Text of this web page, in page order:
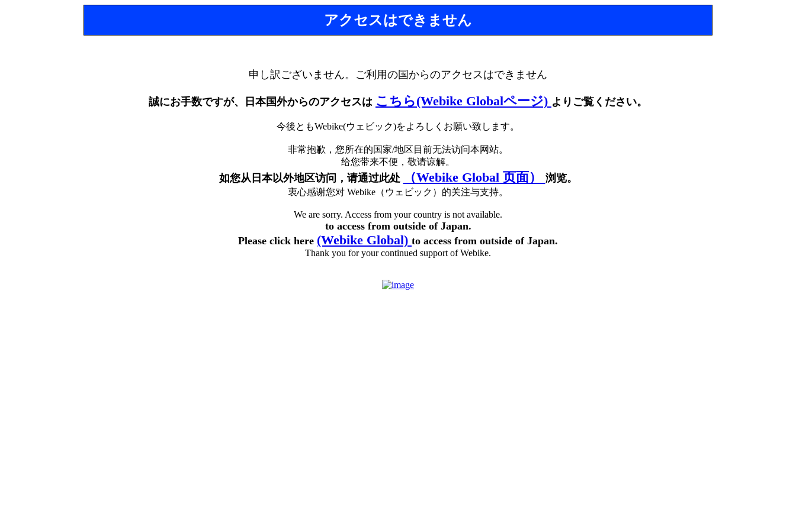
アクセスはできません
申し訳ございません。ご利用の国からのアクセスはできません
誠にお手数ですが、日本国外からのアクセスは こちら(Webike Globalページ) よりご覧ください。
今後ともWebike(ウェビック)をよろしくお願い致します。
非常抱歉，您所在的国家/地区目前无法访问本网站。
给您带来不便，敬请谅解。
如您从日本以外地区访问，请通过此处 （Webike Global 页面） 浏览。
衷心感谢您对 Webike（ウェビック）的关注与支持。
We are sorry. Access from your country is not available.
to access from outside of Japan.
Please click here (Webike Global) to access from outside of Japan.
Thank you for your continued support of Webike.